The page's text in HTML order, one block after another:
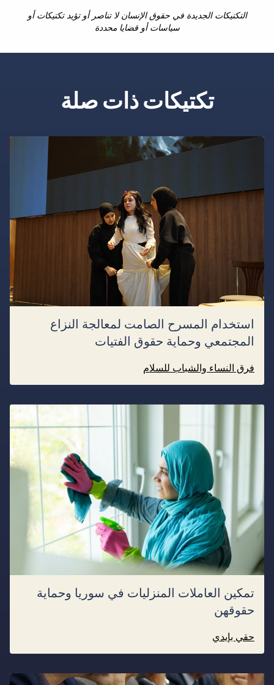
التكتيكات الجديدة في حقوق الإنسان لا تناصر أو تؤيد تكتيكات أو
سياسات أو قضايا محددة
تكتيكات ذات صلة
استخدام المسرح الصامت لمعالجة النزاع
المجتمعي وحماية حقوق الفتيات
فرق النساء والشباب للسلام
تمكين العاملات المنزليات في سوريا وحماية
حقوقهن
حقي بإيدي